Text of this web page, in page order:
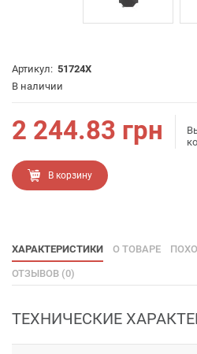
Артикул: 51724X
В наличии
2 244.83 грн
В корзину
ХАРАКТЕРИСТИКИ О ТОВАРЕ
ОТЗЫВОВ (0)
ТЕХНИЧЕСКИЕ